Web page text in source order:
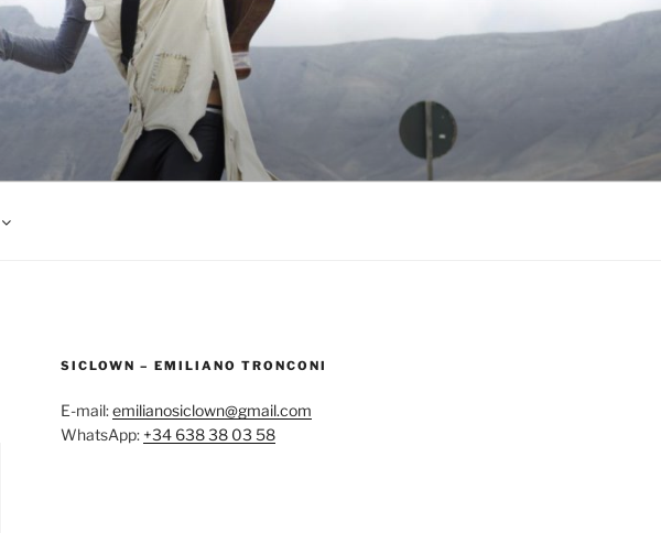
SICLOWN – EMILIANO TRONCONI
E-mail:emilianosiclown@gmail.com
WhatsApp: +34 638 38 03 58